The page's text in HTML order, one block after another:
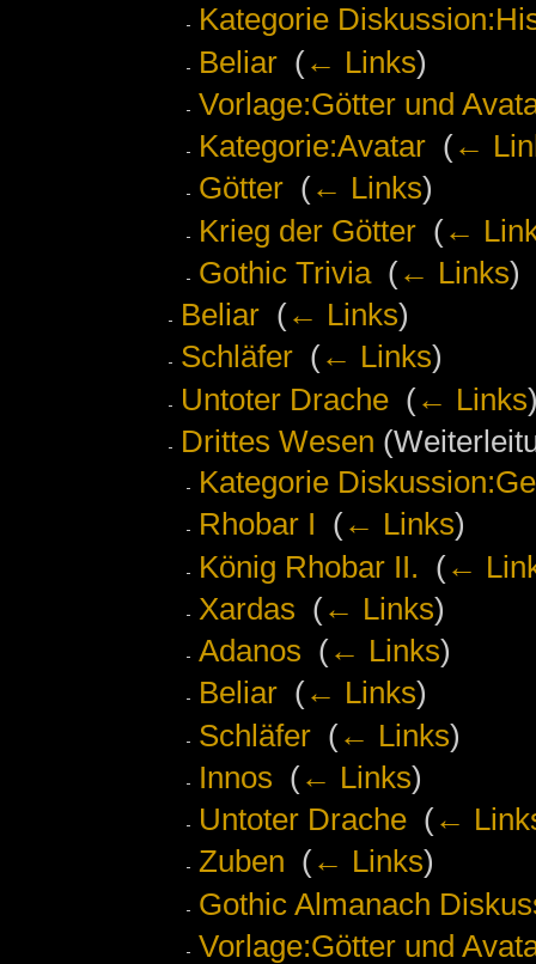
Kategorie
Beliar‎ (← Links)
Vorlage:Götter und
Kategorie:Avatar‎ (←
Götter‎ (← Links)
Krieg der Götter‎ (←
Gothic Trivia‎ (← Links)
Beliar‎ (← Links)
Schläfer‎ (← Links)
Untoter Drache‎ (← Links
Drittes Wesen
Kategorie
Rhobar I
(← Links)
König Rhobar II.
(←
Xardas (← Links)
Adanos (← Links)
Beliar‎ (← Links)
Schläfer‎ (← Links)
Innos (← Links)
Untoter Drache‎ (←
Zuben (← Links)
Gothic Almanach
Vorlage:Götter und